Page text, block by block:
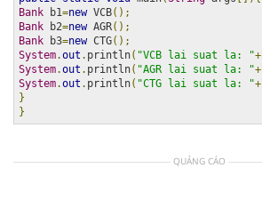
Bank b1=new VCB();
Bank b2=new AGR();
Bank b3=new CTG();
System.out . println( "VCB lai suat la: "+
System.out . println( "AGR lai suat la: "+
System.out . println( "CTG lai suat la: "+
}
}
QUẢNG CÁO